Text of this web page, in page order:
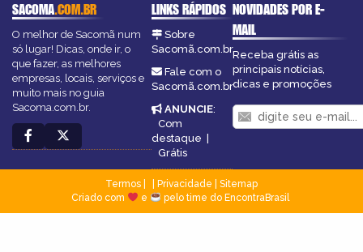
SACOMA.COM.BR
O melhor de Sacomã num
só lugar! Dicas, onde ir, o
que fazer, as melhores
empresas, locais, serviços e
muito mais no guia
Sacoma.com.br.
LINKS RÁPIDOS
Sobre
Sacomã.com.br
Fale com o
Sacomã.com.br
ANUNCIE:
Com
destaque
Grátis
NOVIDADES POR E-
MAIL
Receba grátis as
principais notícias,
dicas e promoções
Termos Privacidade
Sitemap
Criado com
e pelo time do EncontraBrasil